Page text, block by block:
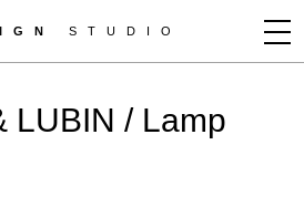
STUDIO
LUBIN / Lamp